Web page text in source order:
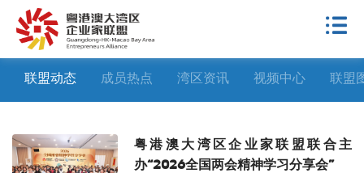
联盟动态 成员热点 湾区资讯 视频中心 联盟
粤港澳大湾区企业家联盟联合主
办“2026全国两会精神学习分享会”